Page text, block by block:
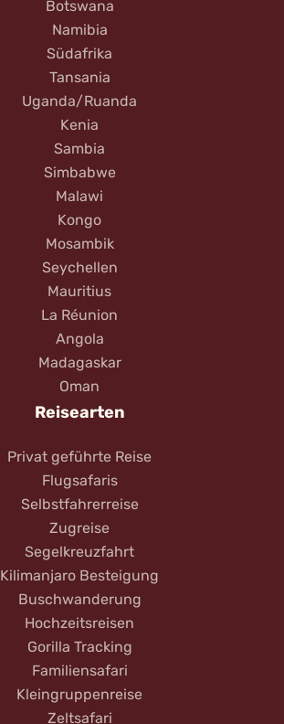
Botswana
Namibia
Südafrika
Tansania
Uganda/Ruanda
Kenia
Sambia
Simbabwe
Malawi
Kongo
Mosambik
Seychellen
Mauritius
La Réunion
Angola
Madagaskar
Oman
Reisearten
Privat geführte Reise
Flugsafaris
Selbstfahrerreise
Zugreise
Segelkreuzfahrt
Kilimanjaro Besteigung
Buschwanderung
Hochzeitsreisen
Gorilla Tracking
Familiensafari
Kleingruppenreise
Zeltsafari